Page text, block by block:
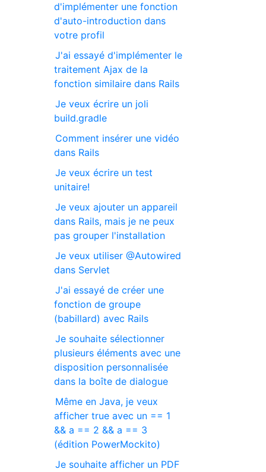
d'implémenter une fonction
d'auto-introduction dans
votre profil
J'ai essayé d'implémenter le
traitement Ajax de la
fonction similaire dans Rails
Je veux écrire un joli
build.gradle
Comment insérer une vidéo
dans Rails
Je veux écrire un test
unitaire!
Je veux ajouter un appareil
dans Rails, mais je ne peux
pas grouper l'installation
Je veux utiliser @Autowired
dans Servlet
J'ai essayé de créer une
fonction de groupe
(babillard) avec Rails
Je souhaite sélectionner
plusieurs éléments avec une
disposition personnalisée
dans la boîte de dialogue
Même en Java, je veux
afficher true avec un == 1
&& a == 2 && a == 3
(édition PowerMockito)
Je souhaite afficher un PDF